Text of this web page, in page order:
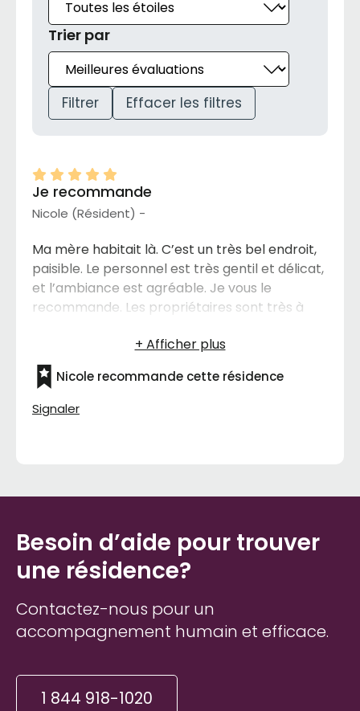
Trier par
Filtrer Effacer les filtres
Je recommande
Nicole (Résident) -
Ma mère habitait là. C’est un très bel endroit,
paisible. Le personnel est très gentil et délicat,
et l’ambiance est agréable. Je vous le
recommande. Les propriétaires sont très à
vous le suggère absolument. Merci à toute
l’équipe.
Nicole recommande cette résidence
Signaler
Besoin d’aide pour trouver
une résidence?
Contactez-nous pour un
accompagnement humain et efficace.
1 844 918-1020